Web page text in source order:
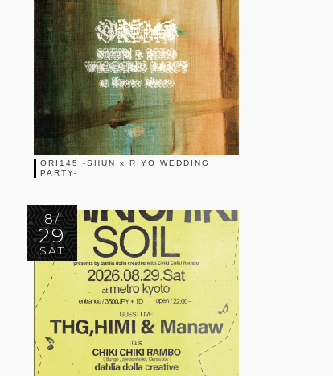
ORI145 -SHUN x RIYO WEDDING
PARTY-
8/
29
SAT